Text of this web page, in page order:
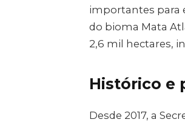
importantes para
do bioma Mata
2,6 mil hectares,
Histórico e
Desde 2017, a